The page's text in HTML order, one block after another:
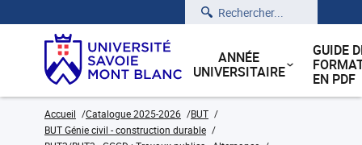
Rechercher
ANNÉE
UNIVERSITAIRE
GUIDE
EN PDF
Accueil Catalogue 2025-2026
BUT
BUT Génie civil - construction durable